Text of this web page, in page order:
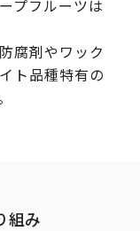
プフルーツは
腐剤やワック
ト品種特有の
組み